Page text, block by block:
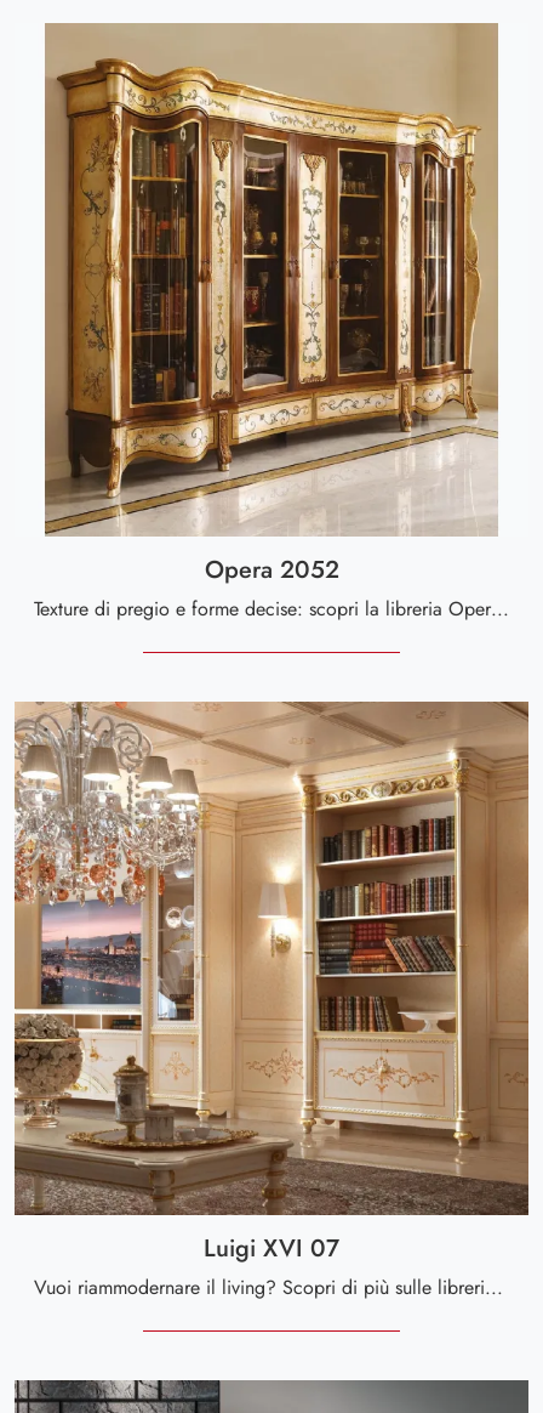
Opera 2052
Texture di pregio e forme decise: scopri la libreria Opera 2052 di Andrea Fanfani tra le più belle Librerie classiche a muro.
Luigi XVI 07
Vuoi riammodernare il living? Scopri di più sulle librerie classiche a muro e arreda i tuoi locali con il modello Luigi XVI 07.